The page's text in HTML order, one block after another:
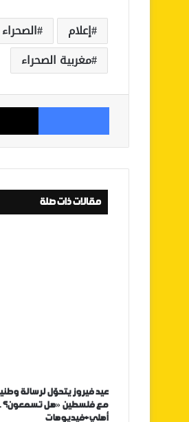
إعلام الصحراء
مغربية الصحراء
فيسبوك
مقالات ذات صلة
عيد فيروز يتحوّل لرسالة
مع فلسطين «هل
أهلي+فيديوهات